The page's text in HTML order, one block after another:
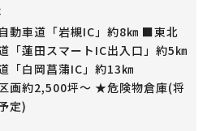
動車道「岩槻IC」約8㎞ ■東北
「蓮田スマートIC出入口」約5㎞
「白岡菖蒲IC」約13㎞
画約2,500坪～ ★危険物倉庫(将
定)